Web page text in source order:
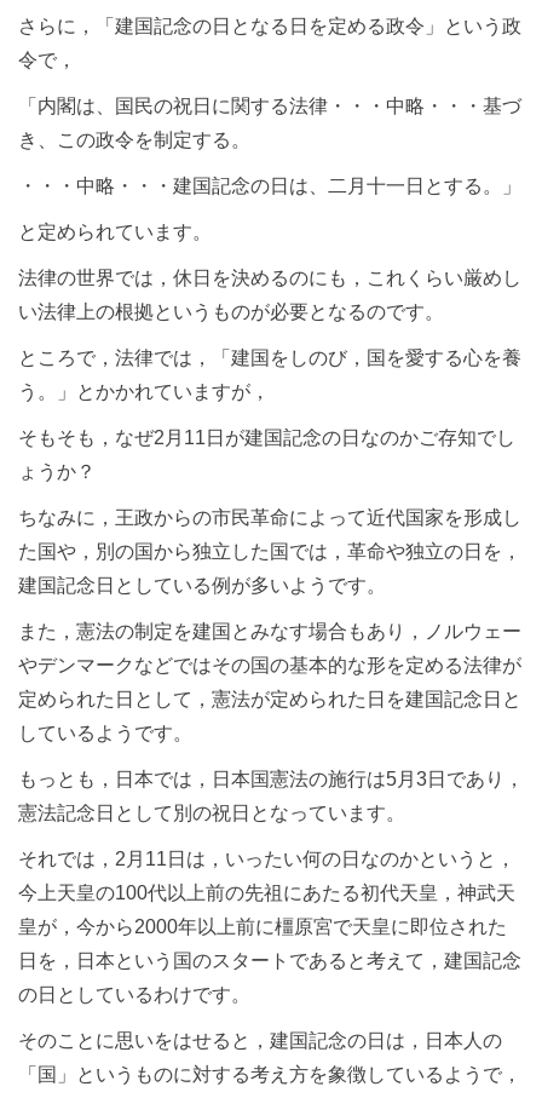
さらに，「建国記念の日となる日を定める政令」という政
令で，
「内閣は、国民の祝日に関する法律・・・中略・・・基づ
き、この政令を制定する。
・・・中略・・・建国記念の日は、二月十一日とする。」
と定められています。
法律の世界では，休日を決めるのにも，これくらい厳めし
い法律上の根拠というものが必要となるのです。
ところで，法律では，「建国をしのび，国を愛する心を養
う。」とかかれていますが，
そもそも，なぜ2月11日が建国記念の日なのかご存知でし
ょうか？
ちなみに，王政からの市民革命によって近代国家を形成し
た国や，別の国から独立した国では，革命や独立の日を，
建国記念日としている例が多いようです。
また，憲法の制定を建国とみなす場合もあり，ノルウェー
やデンマークなどではその国の基本的な形を定める法律が
定められた日として，憲法が定められた日を建国記念日と
しているようです。
もっとも，日本では，日本国憲法の施行は5月3日であり，
憲法記念日として別の祝日となっています。
それでは，2月11日は，いったい何の日なのかというと，
今上天皇の100代以上前の先祖にあたる初代天皇，神武天
皇が，今から2000年以上前に橿原宮で天皇に即位された
日を，日本という国のスタートであると考えて，建国記念
の日としているわけです。
そのことに思いをはせると，建国記念の日は，日本人の
「国」というものに対する考え方を象徴しているようで，